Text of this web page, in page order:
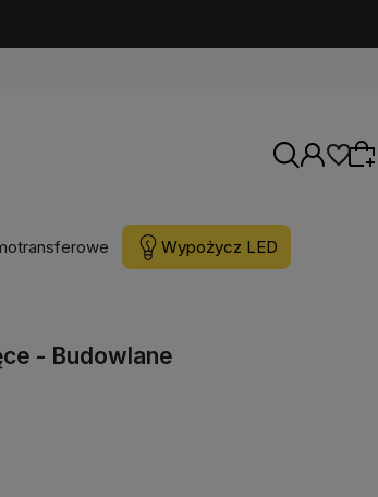
lub zaloguj się, aby przywrócić dodane
produkty do listy z poprzedniej sesji.
Wypożycz LED
- Budowlane